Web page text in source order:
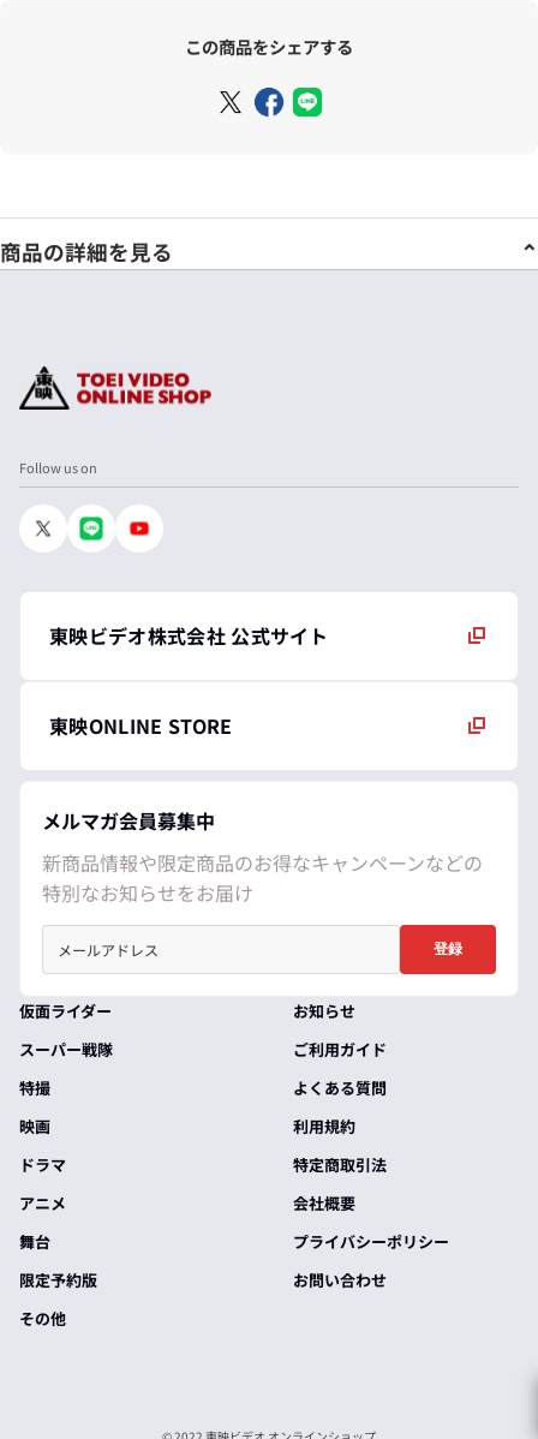
この商品をシェアする
商品の詳細を見る
Follow us on
東映ビデオ株式会社 公式サイト
東映ONLINE STORE
メルマガ会員募集中
新商品情報や限定商品のお得なキャンペーンなどの
特別なお知らせをお届け
登録
仮面ライダー
スーパー戦隊
特撮
映画
ドラマ
アニメ
舞台
限定予約版
その他
お知らせ
ご利用ガイド
よくある質問
利用規約
特定商取引法
会社概要
プライバシーポリシー
お問い合わせ